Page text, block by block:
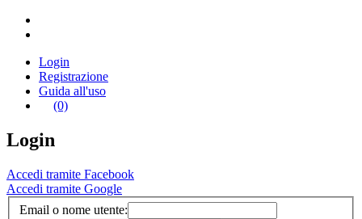
Login
Registrazione
Guida all'uso
(0)
Login
Accedi tramite Facebook
Accedi tramite Google
Email o nome utente: